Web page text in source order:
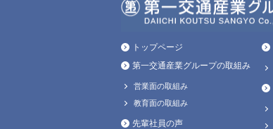
トップページ
第一交通産業グループの取組み
営業面の取組み
教育面の取組み
先輩社員の声